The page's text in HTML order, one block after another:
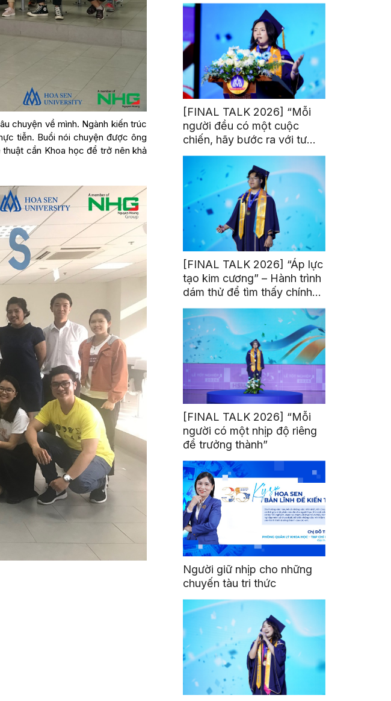
chuyện về mình. Ngành kiến trúc
tiễn. Buổi nói chuyện được ông
cần Khoa học để trở nên khả
[FINAL TALK 2026] “Mỗi
người đều có một cuộc
chiến, hãy bước ra với tư
thế của người chiến thắng”
[FINAL TALK 2026] “Áp lực
tạo kim cương” – Hành trình
dám thử để tìm thấy chính
mình
[FINAL TALK 2026] “Mỗi
người có một nhịp độ riêng
để trưởng thành”
Người giữ nhịp cho những
chuyến tàu tri thức